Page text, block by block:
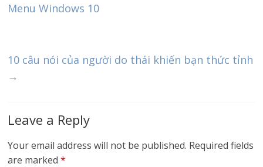
Menu Windows 10
10 câu nói của người do thái khiến bạn thức tỉnh
→
Leave a Reply
Your email address will not be published. Required fields
are marked*